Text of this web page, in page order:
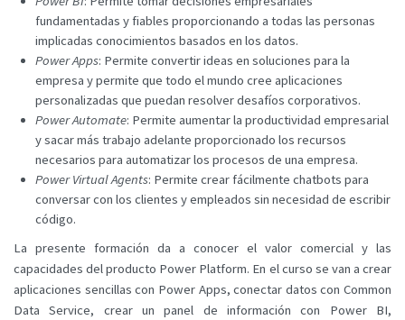
fundamentadas y fiables proporcionando a todas las personas
implicadas conocimientos basados en los datos.
Power Apps: Permite convertir ideas en soluciones para la
empresa y permite que todo el mundo cree aplicaciones
personalizadas que puedan resolver desafíos corporativos.
Power Automate: Permite aumentar la productividad empresarial
y sacar más trabajo adelante proporcionado los recursos
necesarios para automatizar los procesos de una empresa.
Power Virtual Agents: Permite crear fácilmente chatbots para
conversar con los clientes y empleados sin necesidad de escribir
código.
La presente formación da a conocer el valor comercial y las
capacidades del producto Power Platform. En el curso se van a crear
aplicaciones sencillas con Power Apps, conectar datos con Common
Data Service, crear un panel de información con Power BI,